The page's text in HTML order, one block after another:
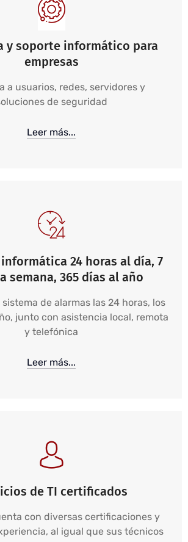
y soporte informático para
empresas
a usuarios, redes, servidores y
de seguridad
Leer más...
24 horas al día, 7
semana, 365 días al año
de alarmas las 24 horas, los
junto con asistencia local, remota
y telefónica
Leer más...
de TI certificados
con diversas certificaciones y
al igual que sus técnicos